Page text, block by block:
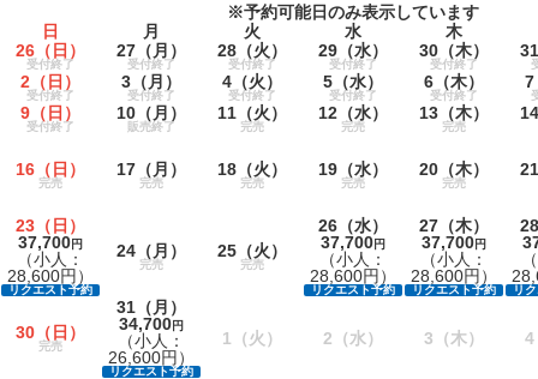
※予約可能日のみ表示しています
日
月 火 水
木
26 （日）
受付終了
27 （月）
受付終了
28 （火）
受付終了
29 （水）
受付終了
30 （木）
受付終了
31
2 （日）
受付終了
3 （月）
受付終了
4 （火）
受付終了
5 （水）
受付終了
6 （木）
受付終了
7
9 （日）
受付終了
10 （月）
販売終了
11 （火）
完売
12 （水）
完売
13 （木）
完売
14
16 （日）
完売
17 （月）
完売
18 （火）
完売
19 （水）
完売
20 （木）
完売
21
23 （日）
37,700円
（小人：
28,600円）
リクエスト予約
24 （月）
完売
25 （火）
完売
26 （水）
37,700円
（小人：
28,600円）
リクエスト予約
27 （木）
37,700円
（小人：
28,600円）
リクエスト予約
28
リ
30 （日）
完売
31 （月）
34,700円
（小人：
26,600円）
リクエスト予約
1 （火） 2 （水） 3 （木） 4